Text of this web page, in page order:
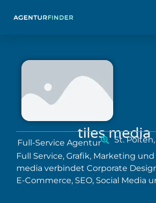
tiles media
Full-Service Agentur St. Pölten,
Full Service, Grafik, Marketing
media verbindet Corporate
E-Commerce, SEO, Social Media